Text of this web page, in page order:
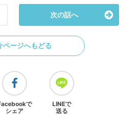
次の話へ
ページへもどる
で
シェア
LINEで
送る